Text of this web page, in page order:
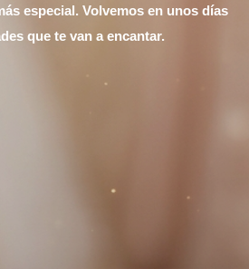
especial. Volvemos en unos días
que te van a encantar.